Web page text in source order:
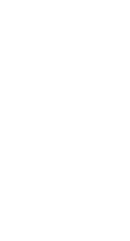
El Málaga es muy superior al
Gafas para el eclipse solar
dónde conseguirlas y cómo saber
Vinícius Júnior seguirá
2032 tras cerrar su renovación
Rodrigo negocia su fichaje
romper con el Madrid y
El Rey traslada a Vivas su
El primer ciclo de las carreras
Sanlúcar arranca este sábado
Continúan los cierres de
se detectan alimentos que